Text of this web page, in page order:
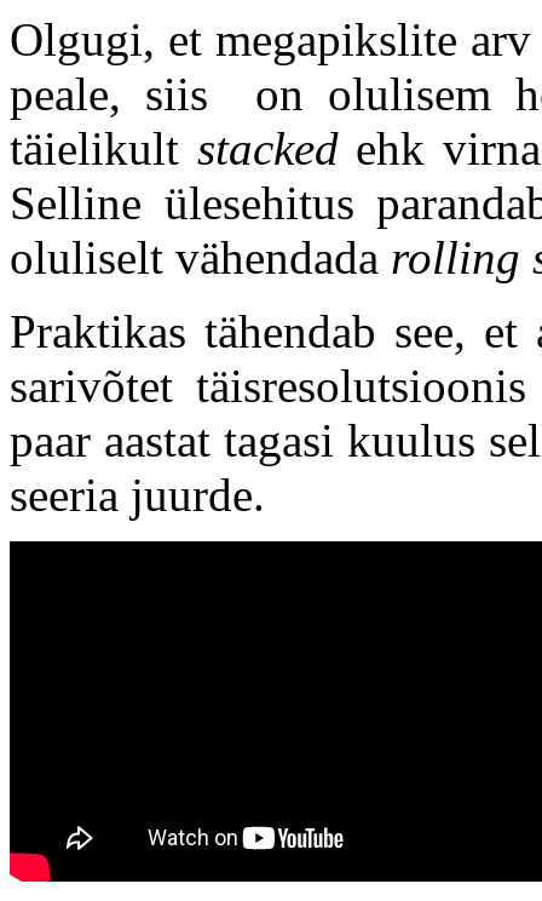
Olgugi, et megapikslite
peale, siis on olulisem
täielikult stackedehk
Selline ülesehitus
oluliselt vähendada rolling
Praktikas tähendab see,
sarivõtet
paar aastat tagasi kuulus
seeria juurde.